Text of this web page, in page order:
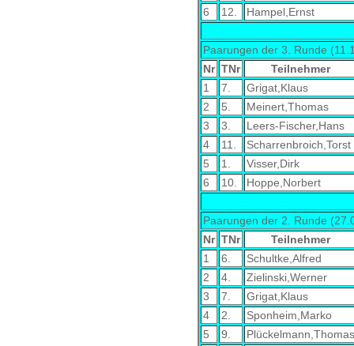
6
12. Hampel,Ernst
Paarungen der 3. Runde
Nr TNr
Teilnehmer
1
7.
Grigat,Klaus
2
5.
Meinert,Thomas
3
3.
Leers-Fischer,Hans
4
11.
Scharrenbroich,Torst
5
1.
Visser,Dirk
6
10. Hoppe,Norbert
Paarungen der 2. Runde
Nr TNr
Teilnehmer
1
6.
Schultke,Alfred
2
4.
Zielinski,Werner
3
7.
Grigat,Klaus
4
2.
Sponheim,Marko
5
9.
Plückelmann,Thomas